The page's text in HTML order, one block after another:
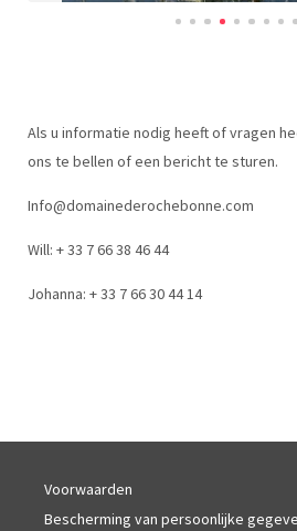
Als u informatie nodig heeft of vragen
ons te bellen of een bericht te sturen.
Info@domainederochebonne.com
Will: + 33 7 66 38 46 44
Johanna: + 33 7 66 30 44 14
Voorwaarden
Bescherming van persoonlijke